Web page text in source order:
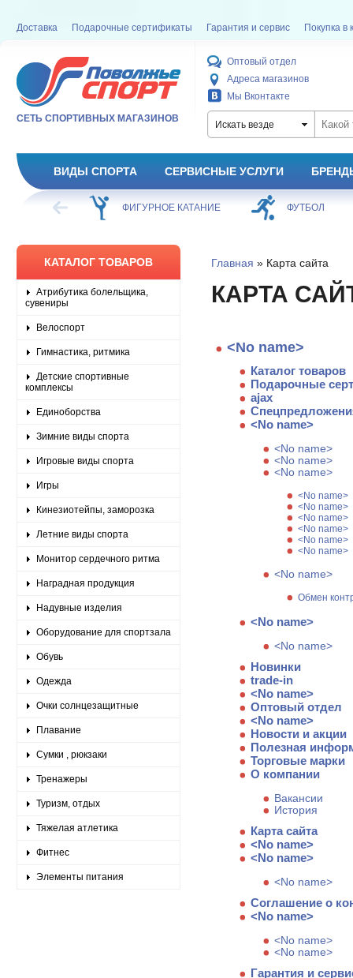
Доставка Подарочные сертификаты Гарантия и сервис Покупка в
СЕТЬ СПОРТИВНЫХ МАГАЗИНОВ
Оптовый отдел
Адреса магазинов
Мы Вконтакте
Искать везде
ВИДЫ СПОРТА СЕРВИСНЫЕ УСЛУГИ
ХОККЕЙ ФИГУРНОЕ КАТАНИЕ ФУТБОЛ
КАТАЛОГ ТОВАРОВ
Атрибутика болельщика,
сувениры
Велоспорт
Гимнастика, ритмика
Детские спортивные
комплексы
Единоборства
Зимние виды спорта
Игровые виды спорта
Игры
Кинезиотейпы, заморозка
Летние виды спорта
Монитор сердечного ритма
Наградная продукция
Надувные изделия
Оборудование для спортзала
Обувь
Одежда
Очки солнцезащитные
Плавание
Сумки , рюкзаки
Тренажеры
Туризм, отдых
Тяжелая атлетика
Фитнес
Элементы питания
Главная » Карта сайта
КАРТА
<No name>
Каталог товаров
Подарочные
ajax
<No name>
<No name>
<No name>
<No name>
<No name>
<No name>
<No name>
<No name>
<No name>
<No name>
<No name>
Обмен
<No name>
<No name>
Новинки
trade-in
<No name>
Оптовый отдел
<No name>
Новости и акции
Полезная
Торговые марки
О компании
Вакансии
История
Карта сайта
<No name>
<No name>
<No name>
Соглашение о
<No name>
<No name>
<No name>
Гарантия и